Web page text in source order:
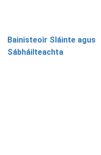
Bainisteoir Sláinte agus
Sábháilteachta